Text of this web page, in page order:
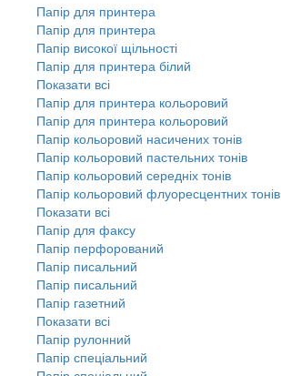
Папір для принтера
Папір для принтера
Папір високої щільності
Папір для принтера білий
Показати всі
Папір для принтера кольоровий
Папір для принтера кольоровий
Папір кольоровий насичених тонів
Папір кольоровий пастельних тонів
Папір кольоровий середніх тонів
Папір кольоровий флуоресцентних тонів
Показати всі
Папір для факсу
Папір перфорований
Папір писальний
Папір писальний
Папір газетний
Показати всі
Папір рулонний
Папір спеціальний